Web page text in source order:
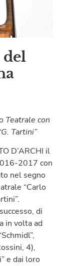
del
Teatrale con
Tartini”
D’ARCHI il
2017 con
nel segno
“Carlo
di
in volta ad
4),
e dai loro